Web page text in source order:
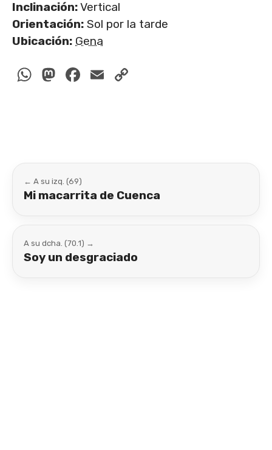
Inclinación:Vertical
Orientación: Sol por la tarde
Ubicación: Gena
WhatsApp
Mastodon
Facebook
Email
← A su izq. (69)
Mi macarrita de Cuenca
A su dcha. (70.1) →
Soy un desgraciado